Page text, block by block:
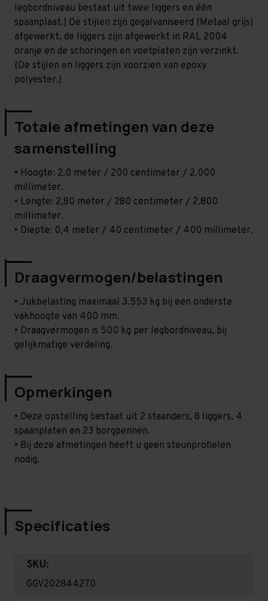
legbordniveau bestaat uit twee liggers en één
spaanplaat.) De stijlen zijn gegalvaniseerd (Metaal grijs)
afgewerkt, de liggers zijn afgewerkt in RAL 2004
oranje en de schoringen en voetplaten zijn verzinkt.
(De stijlen en liggers zijn voorzien van epoxy
polyester.)
Totale afmetingen van deze
samenstelling
• Hoogte: 2,0 meter / 200 centimeter / 2.000
millimeter.
• Lengte: 2,80 meter / 280 centimeter / 2.800
millimeter.
• Diepte: 0,4 meter / 40 centimeter / 400 millimeter.
Draagvermogen/belastingen
• Jukbelasting maximaal 3.553 kg bij een onderste
vakhoogte van 400 mm.
• Draagvermogen is 500 kg per legbordniveau, bij
gelijkmatige verdeling.
Opmerkingen
• Deze opstelling bestaat uit 2 staanders, 8 liggers, 4
spaanplaten en 23 borgpennen.
• Bij deze afmetingen heeft u geen steunprofielen
nodig.
Specificaties
SKU:
GGV202844270